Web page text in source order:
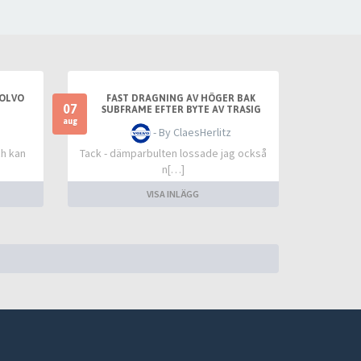
kan
07
aug
FAST DRAGNING AV HÖGER BAK
SUBFRAME EFTER BYTE AV TRASIG
SLANGKOPPLING MELLAN TANKLOCK
OCH TANK
- By ClaesHerlitz
Tack - dämparbulten lossade jag också
n[…]
VISA INLÄGG